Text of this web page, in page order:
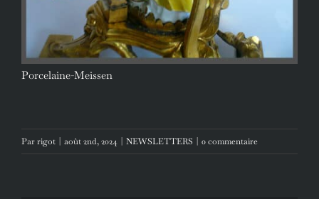
Porcelaine-Meissen
Parrigot août 2nd, 2024 NEWSLETTERS 0 commentaire